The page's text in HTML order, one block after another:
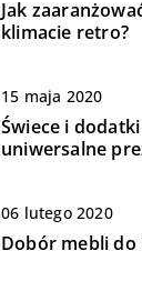
Jak
klimacie retro?
15 maja 2020
Świece i
uniwersalne
06 lutego 2020
Dobór mebli do